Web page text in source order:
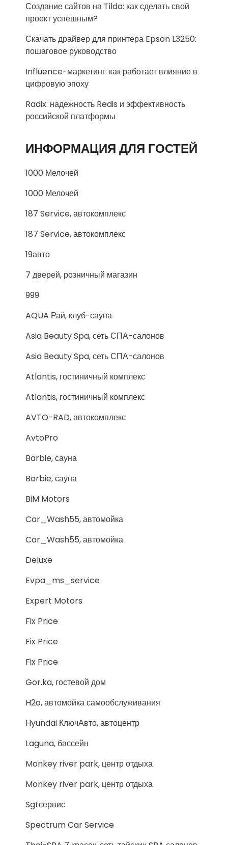
Создание сайтов на Tilda: как сделать свой
проект успешным?
Скачать драйвер для принтера Epson L3250:
пошаговое руководство
Influence-маркетинг: как работает влияние в
цифровую эпоху
Radix: надежность Redis и эффективность
российской платформы
ИНФОРМАЦИЯ ДЛЯ ГОСТЕЙ
1000 Мелочей
1000 Мелочей
187 Service, автокомплекс
187 Service, автокомплекс
19авто
7 дверей, розничный магазин
999
AQUA Рай, клуб-сауна
Asia Beauty Spa, сеть СПА-салонов
Asia Beauty Spa, сеть СПА-салонов
Atlantis, гостиничный комплекс
Atlantis, гостиничный комплекс
AVTO-RAD, автокомплекс
AvtoPro
Barbie, сауна
Barbie, сауна
BiM Motors
Car_Wash55, автомойка
Car_Wash55, автомойка
Deluxe
Evpa_ms_service
Expert Motors
Fix Price
Fix Price
Fix Price
Gor.ka, гостевой дом
H2o, автомойка самообслуживания
Hyundai КлючАвто, автоцентр
Laguna, бассейн
Monkey river park, центр отдыха
Monkey river park, центр отдыха
Sgtсервис
Spectrum Car Service